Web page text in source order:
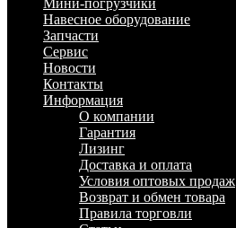
Мини-погрузчики
Навесное оборудование
Запчасти
Сервис
Новости
Контакты
Информация
О компании
Гарантия
Лизинг
Доставка и оплата
Условия оптовых продаж
Возврат и обмен товара
Правила торговли